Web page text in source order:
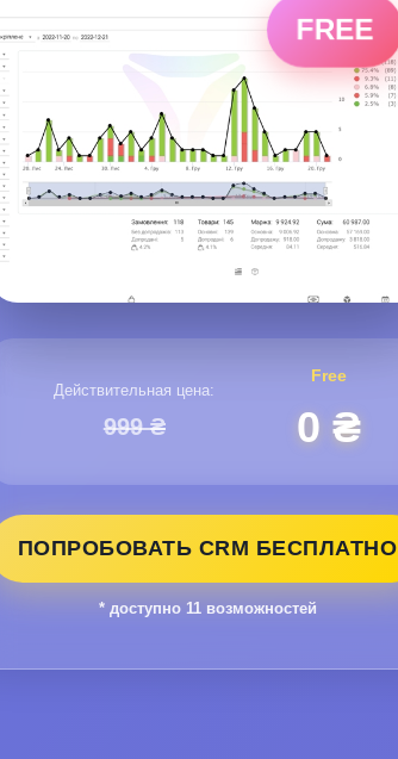
FREE
Действительная цена:
999 ₴
Free
0 ₴
ПОПРОБОВАТЬ CRM БЕСПЛАТНО
* доступно 11возможностей